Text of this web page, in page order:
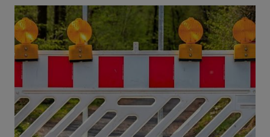
Vollsperrung der Talstraße in Grevenbroich-Kapellen